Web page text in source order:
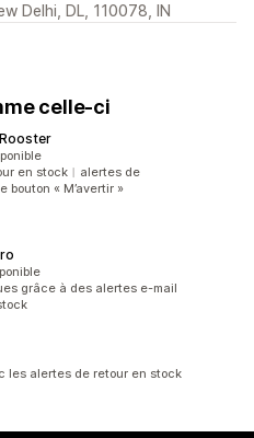
Delhi, DL, 110078, IN
celle-ci
en stock︱alertes de
bouton « M’avertir »
grâce à des alertes e-mail
les alertes de retour en stock